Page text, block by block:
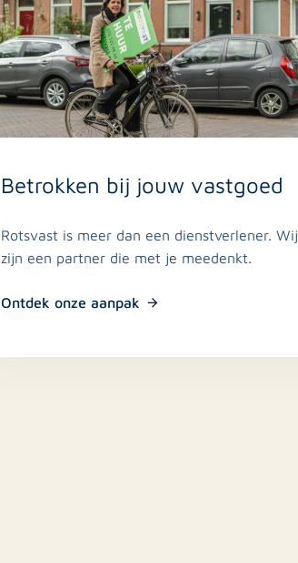
Betrokken bij jouw vastgoed
Rotsvast is meer dan een dienstverlener. Wij
zijn een partner die met je meedenkt.
Ontdek onze aanpak